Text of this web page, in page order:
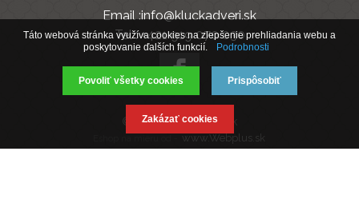
Email :info@kluckadveri.sk
Tel : +421 919 070 030
© 2019 Kluckadveri.sk
www.Webplus.sk
Táto webová stránka využíva cookies na zlepšenie prehliadania webu a
poskytovanie ďalších funkcií.
Podrobnosti
Povoliť všetky cookies Prispôsobiť
Zakázať cookies